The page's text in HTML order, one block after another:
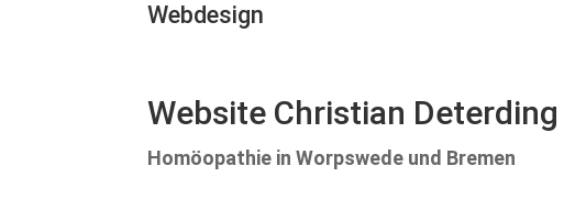
Webdesign
Website Christian Deterding
Homöopathie in Worpswede und Bremen